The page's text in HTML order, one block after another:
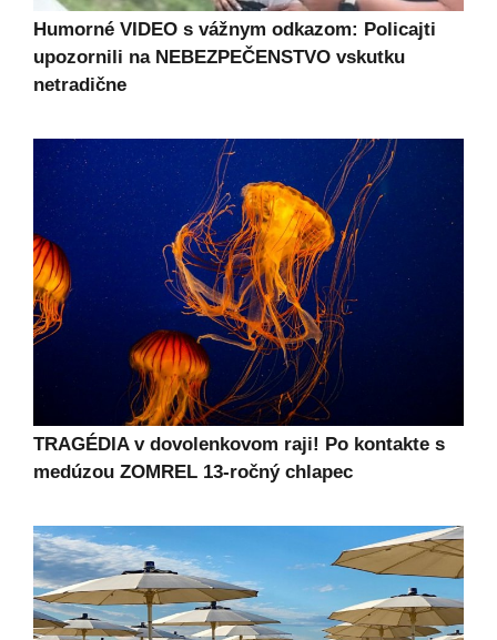
Humorné VIDEO s vážnym odkazom: Policajti
upozornili na NEBEZPEČENSTVO vskutku
netradične
TRAGÉDIA v dovolenkovom raji! Po kontakte s
medúzou ZOMREL 13-ročný chlapec